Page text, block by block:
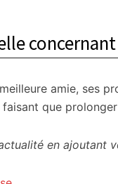
amie, ses
faisant que
en ajoutant